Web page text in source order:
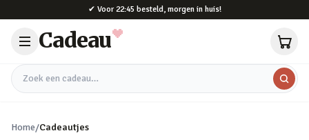
✔ Voor 22:45 besteld, morgen in huis!
Cadeau
Zoek een cadeau
Home/Cadeautjes